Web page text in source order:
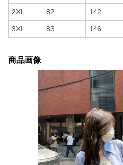
2XL 82 142
3XL 83 146
商品画像